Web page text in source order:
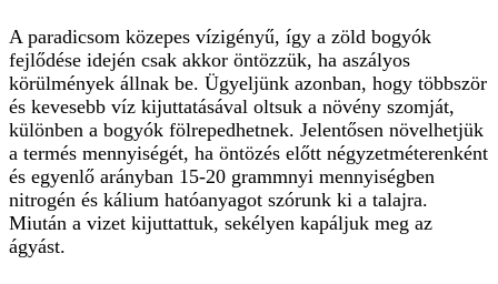
A paradicsom közepes vízigényű, így a zöld bogyók
fejlődése idején csak akkor öntözzük, ha aszályos
körülmények állnak be. Ügyeljünk azonban, hogy többször
és kevesebb víz kijuttatásával oltsuk a növény szomját,
különben a bogyók fölrepedhetnek. Jelentősen növelhetjük
a termés mennyiségét, ha öntözés előtt négyzetméterenként
és egyenlő arányban 15-20 grammnyi mennyiségben
nitrogén és kálium hatóanyagot szórunk ki a talajra.
Miután a vizet kijuttattuk, sekélyen kapáljuk meg az
ágyást.